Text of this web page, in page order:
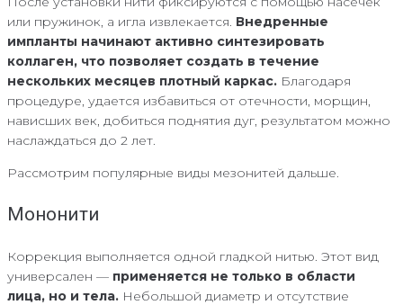
или пружинок, а игла извлекается. Внедренные
импланты начинают активно синтезировать
коллаген, что позволяет создать в течение
нескольких месяцев плотный каркас. Благодаря
процедуре, удается избавиться от отечности, морщин,
нависших век, добиться поднятия дуг, результатом можно
наслаждаться до 2 лет.
Рассмотрим популярные виды мезонитей дальше.
Мононити
Коррекция выполняется одной гладкой нитью. Этот вид
универсален — применяется не только в области
лица, но и тела. Небольшой диаметр и отсутствие